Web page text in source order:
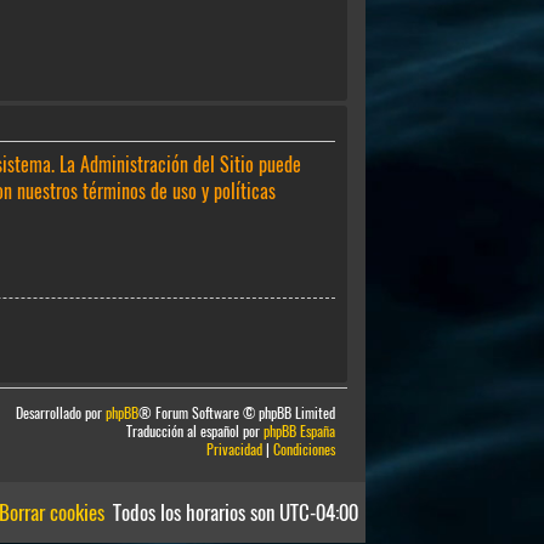
La Administración del Sitio puede
nuestros términos de uso y políticas
Desarrollado porphpBB® Forum Software © phpBB Limited
Traducción al español porphpBB España
Privacidad| Condiciones
Todos los horarios son UTC-04:00
Borrar cookies